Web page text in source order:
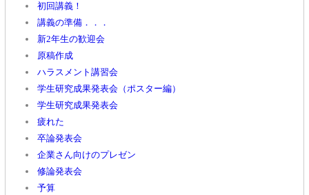
初回講義！
講義の準備．．．
新2年生の歓迎会
原稿作成
ハラスメント講習会
学生研究成果発表会（ポスター編）
学生研究成果発表会
疲れた
卒論発表会
企業さん向けのプレゼン
修論発表会
予算